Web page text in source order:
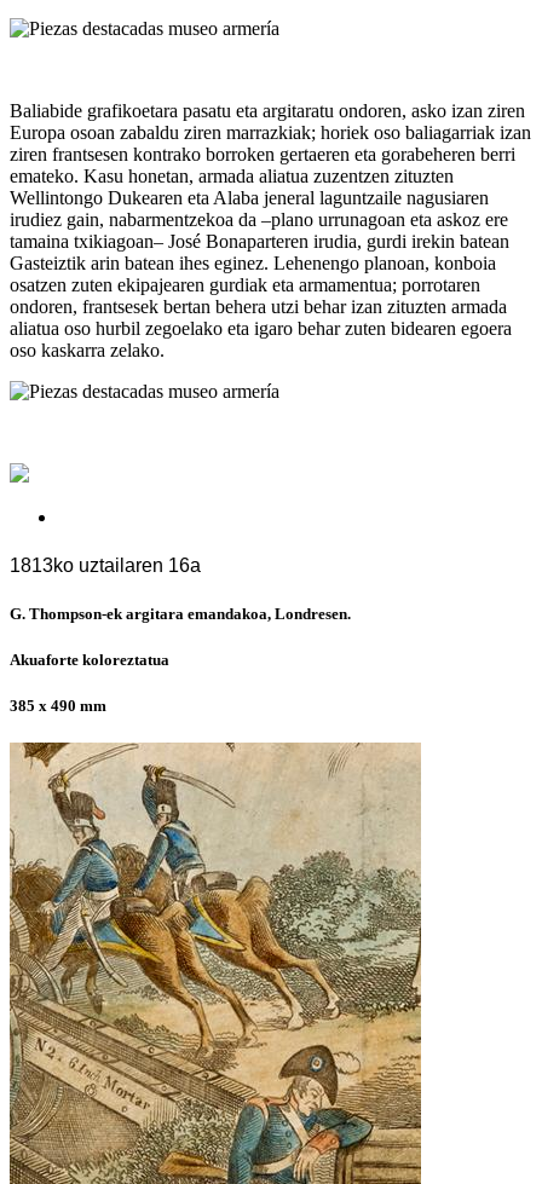
Baliabide grafikoetara pasatu eta argitaratu ondoren, asko izan ziren
Europa osoan zabaldu ziren marrazkiak; horiek oso baliagarriak izan
ziren frantsesen kontrako borroken gertaeren eta gorabeheren berri
emateko. Kasu honetan, armada aliatua zuzentzen zituzten
Wellintongo Dukearen eta Alaba jeneral laguntzaile nagusiaren
irudiez gain, nabarmentzekoa da –plano urrunagoan eta askoz ere
tamaina txikiagoan– José Bonaparteren irudia, gurdi irekin batean
Gasteiztik arin batean ihes eginez. Lehenengo planoan, konboia
osatzen zuten ekipajearen gurdiak eta armamentua; porrotaren
ondoren, frantsesek bertan behera utzi behar izan zituzten armada
aliatua oso hurbil zegoelako eta igaro behar zuten bidearen egoera
oso kaskarra zelako.
1813ko uztailaren 16a
G. Thompson-ek argitara emandakoa, Londresen.
Akuaforte koloreztatua
385 x 490 mm